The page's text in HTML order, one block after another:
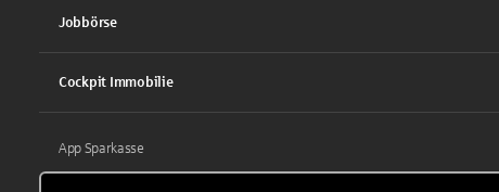
Jobbörse
Cockpit Immobilie
App Sparkasse